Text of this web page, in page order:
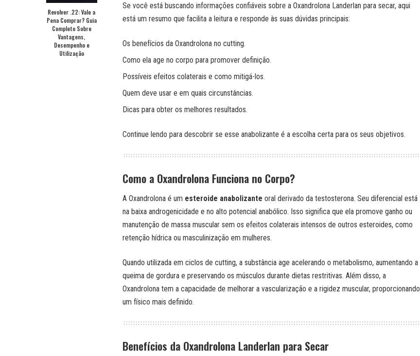
Revolver .22: Vale a
Pena Comprar? Guia
Completo Sobre
Vantagens,
Desempenho e
Utilização
Se você está buscando informações confiáveis sobre a Oxandrolona Landerlan para secar, aqui
está um resumo que facilita a leitura e responde às suas dúvidas principais:
Os benefícios da Oxandrolona no cutting.
Como ela age no corpo para promover definição.
Possíveis efeitos colaterais e como mitigá-los.
Quem deve usar e em quais circunstâncias.
Dicas para obter os melhores resultados.
Continue lendo para descobrir se esse anabolizante é a escolha certa para os seus objetivos.
Como a Oxandrolona Funciona no Corpo?
A Oxandrolona é um esteroide anabolizante oral derivado da testosterona. Seu diferencial está
na baixa androgenicidade e no alto potencial anabólico. Isso significa que ela promove ganho ou
manutenção de massa muscular sem os efeitos colaterais intensos de outros esteroides, como
retenção hídrica ou masculinização em mulheres.
Quando utilizada em ciclos de cutting, a substância age acelerando o metabolismo, aumentando a
queima de gordura e preservando os músculos durante dietas restritivas. Além disso, a
Oxandrolona tem a capacidade de melhorar a vascularização e a rigidez muscular, proporcionando
um físico mais definido.
Benefícios da Oxandrolona Landerlan para Secar